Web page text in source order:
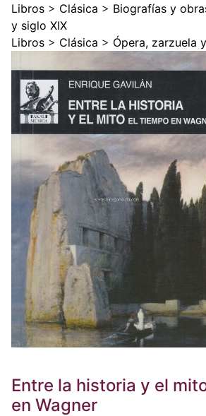
Libros > Clásica > Biografías y
y siglo XIX
Libros > Clásica > Ópera, zarzuela
Entre la historia y el
en Wagner